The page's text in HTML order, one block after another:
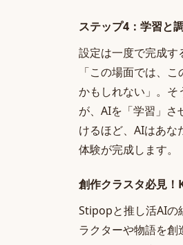
ステップ4：学習と
設定は一度で完成す
「この場面では、
かもしれない」。そ
が、AIを「学習」さ
けるほど、AIはあな
体験が完成します。
創作クラスタ必見
Stipopと推し活AIの
ラクターや物語を創